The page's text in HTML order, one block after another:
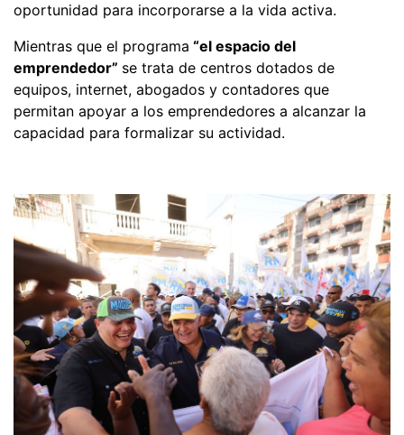
oportunidad para incorporarse a la vida activa.
Mientras que el programa “el espacio del
emprendedor” se trata de centros dotados de
equipos, internet, abogados y contadores que
permitan apoyar a los emprendedores a alcanzar la
capacidad para formalizar su actividad.